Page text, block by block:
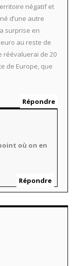
négatif et
d’une autre
surprise en
au reste de
réévaluerai de 20
de Europe, que
Répondre
où on en
Répondre